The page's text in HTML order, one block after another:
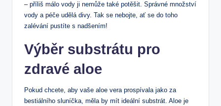
– příliš málo vody ji nemůže také potěšit. Správné množství
vody a péče udělá divy. Tak se nebojte, ať se do toho
zalévání pustíte s nadšením!
Výběr substrátu pro
zdravé aloe
Pokud chcete, aby vaše aloe vera prospívala jako za
bestiálního sluníčka, měla by mít ideální substrát. Aloe je